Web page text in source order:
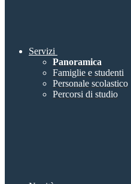
Servizi
Panoramica
Famiglie e studenti
Personale scolastico
Percorsi di studio